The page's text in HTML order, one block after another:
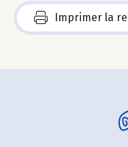
Imprimer la